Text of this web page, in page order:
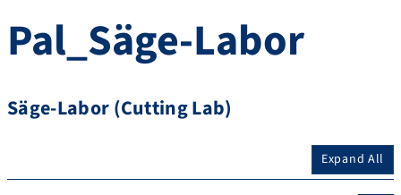
Pal_Säge-Labor
Säge-Labor (Cutting Lab)
Expand All